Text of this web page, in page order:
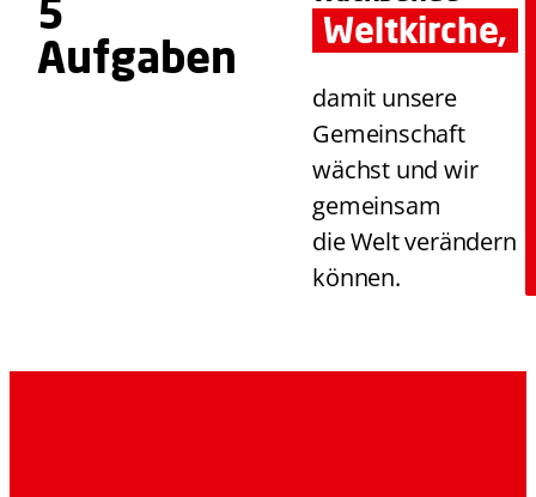
5
Aufgaben
Weltkirche,
damit unsere
Gemeinschaft
wächst und wir
gemeinsam
die Welt verändern
können.